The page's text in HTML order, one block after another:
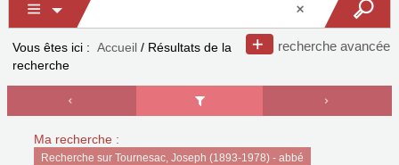
recherche avancée
Vous êtes ici : Accueil / Résultats de la
recherche
Ma recherche :
Recherche sur Tournesac, Joseph (1893-1978) - abbé